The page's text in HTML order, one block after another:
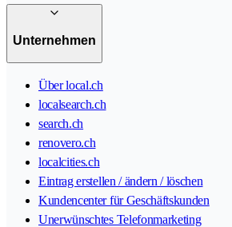
Unternehmen
Über local.ch
localsearch.ch
search.ch
renovero.ch
localcities.ch
Eintrag erstellen / ändern / löschen
Kundencenter für Geschäftskunden
Unerwünschtes Telefonmarketing